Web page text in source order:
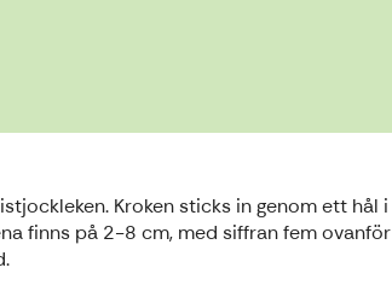
Kroken sticks in genom ett hål i
finns på 2-8 cm, med siffran fem ovanför